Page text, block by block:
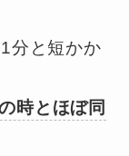
分 と短かか
時とほぼ同